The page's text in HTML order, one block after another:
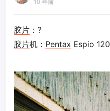
10 年前
胶片 ：?
胶片机： Pentax Espio 120